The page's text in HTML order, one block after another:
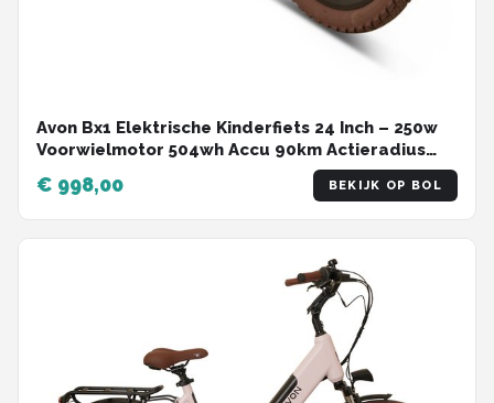
Avon Bx1 Elektrische Kinderfiets 24 Inch – 250w
Voorwielmotor 504wh Accu 90km Actieradius
Hydraulische Schijfremmen Nexus 3-speed
Kleurendisplay Lage Instap Lichtgroen
€ 998,00 BEKIJK OP BOL